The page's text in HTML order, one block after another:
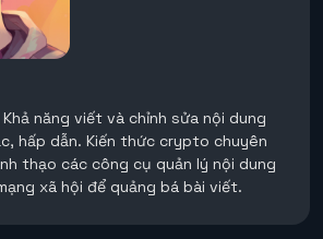
năng viết và chỉnh sửa nội dung
hấp dẫn. Kiến thức crypto chuyên
thạo các công cụ quản lý nội dung
xã hội để quảng bá bài viết.